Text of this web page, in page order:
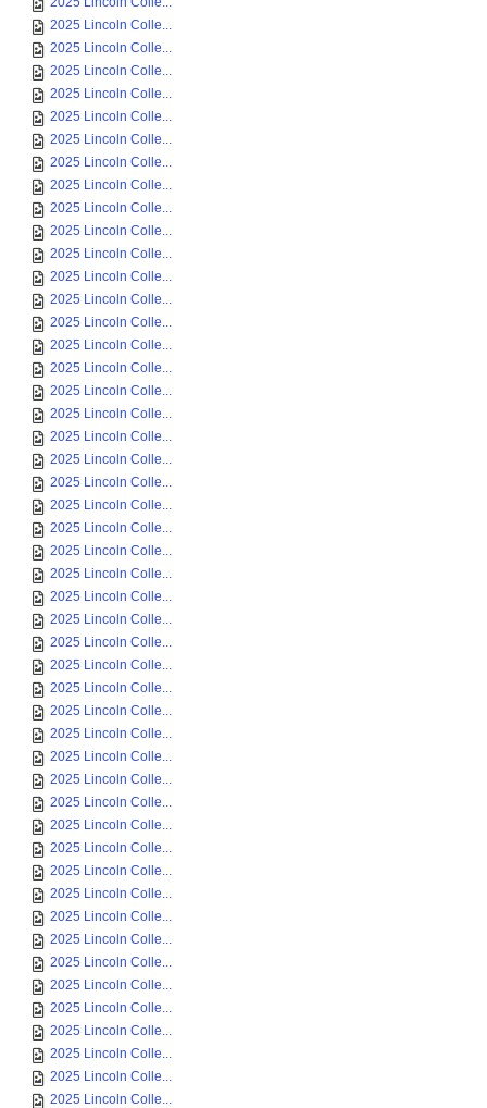
2025 Lincoln Colle...
2025 Lincoln Colle...
2025 Lincoln Colle...
2025 Lincoln Colle...
2025 Lincoln Colle...
2025 Lincoln Colle...
2025 Lincoln Colle...
2025 Lincoln Colle...
2025 Lincoln Colle...
2025 Lincoln Colle...
2025 Lincoln Colle...
2025 Lincoln Colle...
2025 Lincoln Colle...
2025 Lincoln Colle...
2025 Lincoln Colle...
2025 Lincoln Colle...
2025 Lincoln Colle...
2025 Lincoln Colle...
2025 Lincoln Colle...
2025 Lincoln Colle...
2025 Lincoln Colle...
2025 Lincoln Colle...
2025 Lincoln Colle...
2025 Lincoln Colle...
2025 Lincoln Colle...
2025 Lincoln Colle...
2025 Lincoln Colle...
2025 Lincoln Colle...
2025 Lincoln Colle...
2025 Lincoln Colle...
2025 Lincoln Colle...
2025 Lincoln Colle...
2025 Lincoln Colle...
2025 Lincoln Colle...
2025 Lincoln Colle...
2025 Lincoln Colle...
2025 Lincoln Colle...
2025 Lincoln Colle...
2025 Lincoln Colle...
2025 Lincoln Colle...
2025 Lincoln Colle...
2025 Lincoln Colle...
2025 Lincoln Colle...
2025 Lincoln Colle...
2025 Lincoln Colle...
2025 Lincoln Colle...
2025 Lincoln Colle...
2025 Lincoln Colle...